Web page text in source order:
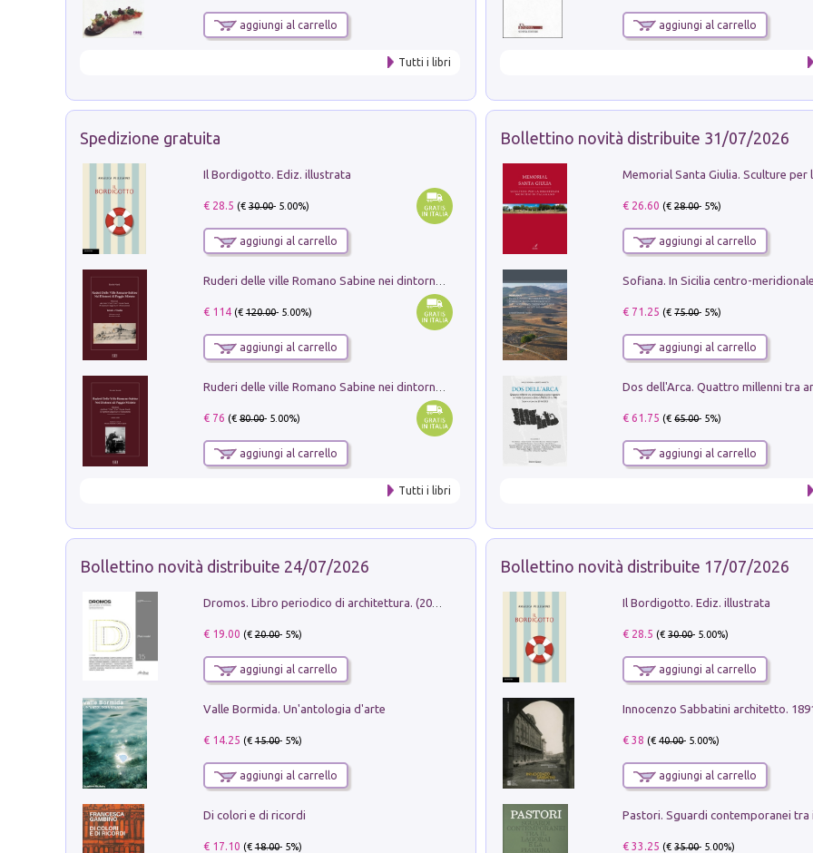
aggiungi al carrello
Tutti i libri
aggiungi al carrello
Spedizione gratuita
Il Bordigotto. Ediz. illustrata
€ 28.5 (€30.00- 5.00%)
aggiungi al carrello
€ 114(€120.00- 5.00%)
aggiungi al carrello
€ 76 (€80.00- 5.00%)
aggiungi al carrello
Tutti i libri
Bollettino novità distribuite 31/07/2026
€ 26.60 (€28.00- 5%)
aggiungi al carrello
€ 71.25 (€75.00- 5%)
aggiungi al carrello
€ 61.75 (€65.00- 5%)
aggiungi al carrello
Bollettino novità distribuite 24/07/2026
Dromos. Libro periodico di architettura. (2026). Vol. 15: Post-model
€ 19.00 (€20.00- 5%)
aggiungi al carrello
Valle Bormida. Un'antologia d'arte
€ 14.25 (€15.00- 5%)
aggiungi al carrello
Di colori e di ricordi
€ 17.10 (€18.00- 5%)
Bollettino novità distribuite 17/07/2026
Il Bordigotto. Ediz. illustrata
€ 28.5 (€30.00- 5.00%)
aggiungi al carrello
Innocenzo Sabbatini architetto.
€ 38 (€40.00- 5.00%)
aggiungi al carrello
€ 33.25 (€35.00- 5.00%)